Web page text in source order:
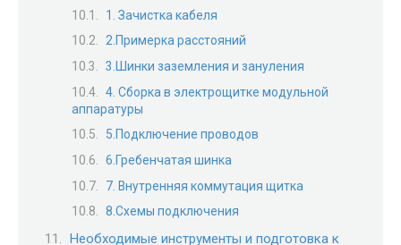
1. Зачистка кабеля
2.Примерка расстояний
3.Шинки заземления и зануления
4. Сборка в электрощитке модульной
аппаратуры
5.Подключение проводов
6.Гребенчатая шинка
7. Внутренняя коммутация щитка
8.Схемы подключения
Необходимые инструменты и подготовка к